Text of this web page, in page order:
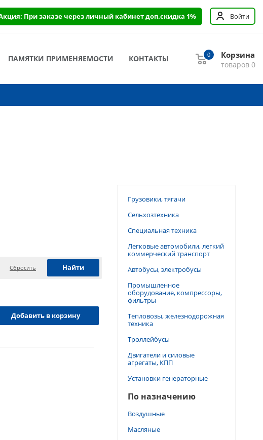
При заказе через личный кабинет доп.скидка 1% Войти
ПАМЯТКИ ПРИМЕНЯЕМОСТИ КОНТАКТЫ Корзина
товаров 0
0
Сбросить
Добавить в корзину
Грузовики, тягачи
Сельхозтехника
Специальная техника
Легковые автомобили, легкий
коммерческий транспорт
Автобусы, электробусы
Промышленное
оборудование, компрессоры,
фильтры
Тепловозы, железнодорожная
техника
Троллейбусы
Двигатели и силовые
агрегаты, КПП
Установки генераторные
По назначению
Воздушные
Масляные